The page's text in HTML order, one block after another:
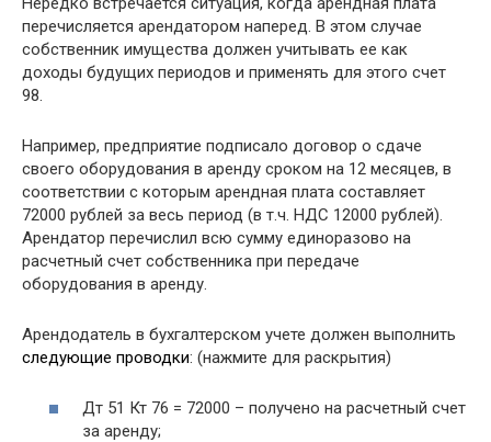
перечисляется арендатором наперед. В этом случае
собственник имущества должен учитывать ее как
доходы будущих периодов и применять для этого счет
98.
Например, предприятие подписало договор о сдаче
своего оборудования в аренду сроком на 12 месяцев, в
соответствии с которым арендная плата составляет
72000 рублей за весь период (в т.ч. НДС 12000 рублей).
Арендатор перечислил всю сумму единоразово на
расчетный счет собственника при передаче
оборудования в аренду.
Арендодатель в бухгалтерском учете должен выполнить
следующие проводки: (нажмите для раскрытия)
Дт 51 Кт 76 = 72000 – получено на расчетный счет
за аренду;